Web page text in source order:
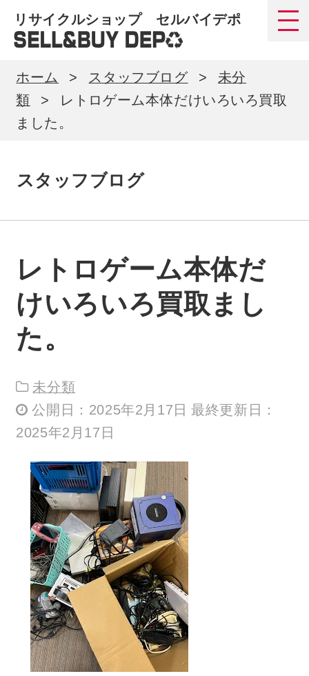
リサイクルショップ セルバイデポ
ホーム スタッフブログ
未分
類
レトロゲーム本体だけいろいろ買取
ました。
スタッフブログ
レトロゲーム本体だ
けいろいろ買取まし
た。
未分類
公開日：2025年2月17日 最終更新日：
2025年2月17日